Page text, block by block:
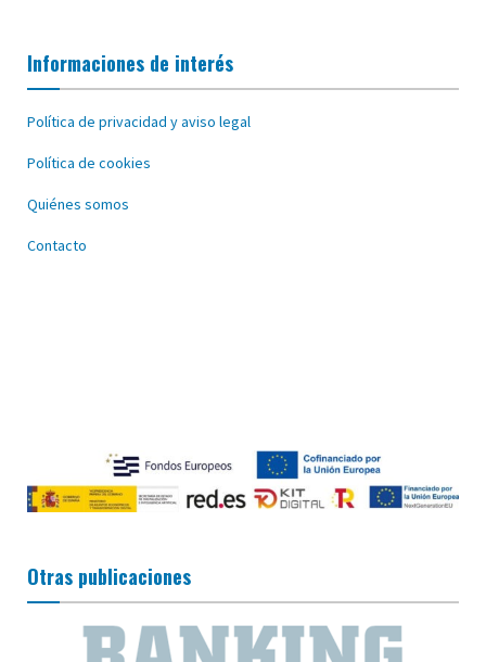
Informaciones de interés
Política de privacidad y aviso legal
Política de cookies
Quiénes somos
Contacto
Otras publicaciones